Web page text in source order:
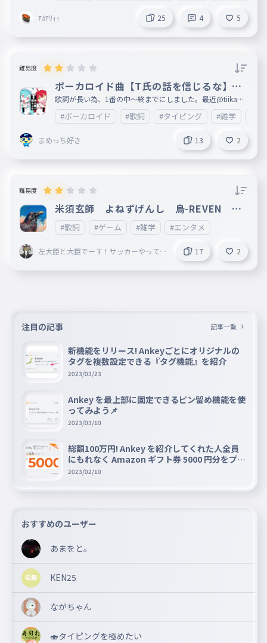
ｱｶｱﾘｨｨ 25 4 5
難易度
ボーカロイド曲【T氏の話を信じるな】歌
詞1番(中〜終)
歌詞が長い為、1番の中〜終までにしました。最近@tiikawa
_loveが歌うようになってきたので、 あとカラオケ🎤もこれ
歌ったことあるのでこれにしました。歌詞が長いので、文字
が間違えてしまっているところが複数あると思います。ご了
承ください。 何ありましたら、情報が入り次第ここに載せ
ますので、ご了承ください。次回は2番目以降を制作します
。すごいと思ったら❤をお願いします。皆様の御感想等楽し
みに待っております。 妹垢:http://ankey.io/@tiikawa_love
#ボーカロイド #歌詞 #タイピング #雑学
まめっち好き 13 2
難易度
米須玄師 よねずげんし 烏-REVEN １
番だけ
#歌詞 #ゲーム #雑学 #エンタメ
左大臣と大臣でーす！サッカーやって
17 2
注目の記事 記事一覧
新機能をリリース! Ankeyごとにオリジナルの
タグを複数設定できる『タグ機能』を紹介
2023/03/23
Ankey を最上部に固定できるピン留め機能を使
ってみよう📌
2023/03/10
総額100万円! Ankey を紹介してくれた人全員
にもれなく Amazon ギフト券 5000 円分をプレ
ゼントキャンペーン!!
2023/02/10
おすすめのユーザー
あまをと。
KEN25
ながちゃん
🍣タイピングを極めたい